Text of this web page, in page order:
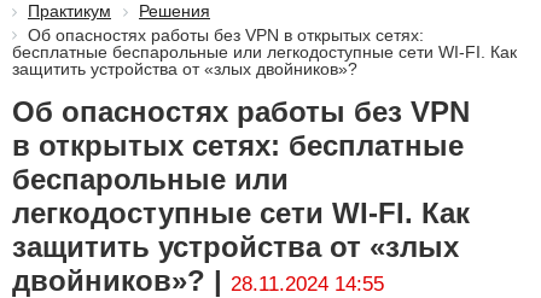
Практикум
Решения
Об опасностях работы без VPN в открытых сетях:
бесплатные беспарольные или легкодоступные сети WI-FI. Как
защитить устройства от «злых двойников»?
Об опасностях работы без VPN
в открытых сетях: бесплатные
беспарольные или
легкодоступные сети WI-FI. Как
защитить устройства от «злых
двойников»? | 28.11.2024 14:55